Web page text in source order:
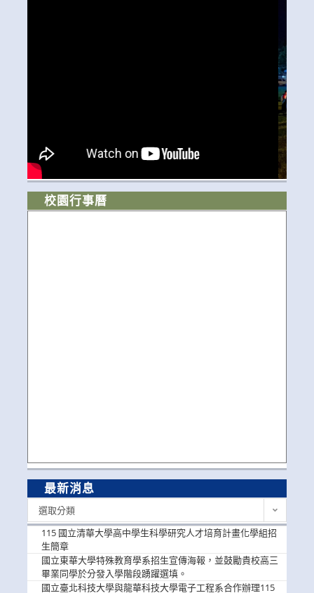
校園行事曆
最新消息
選取分類
115 國立清華大學高中學生科學研究人才培育計畫化學組招
生簡章
國立東華大學特殊教育學系招生宣傳海報，並鼓勵貴校高三
畢業同學於分發入學階段踴躍選填。
國立臺北科技大學與龍華科技大學電子工程系合作辦理115